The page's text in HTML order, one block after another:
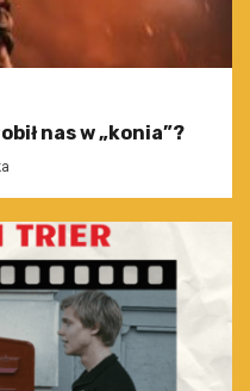
nas w „konia”?